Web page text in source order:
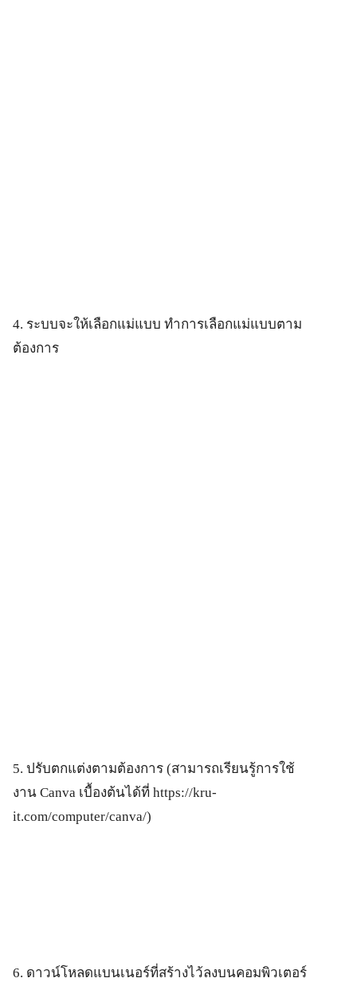
4. ระบบจะให้เลือกแม่แบบ ทำการเลือกแม่แบบตาม
ต้องการ
5. ปรับตกแต่งตามต้องการ (สามารถเรียนรู้การใช้
งาน Canva เบื้องต้นได้ที่ https://kru-
it.com/computer/canva/)
6. ดาวน์โหลดแบนเนอร์ที่สร้างไว้ลงบนคอมพิวเตอร์